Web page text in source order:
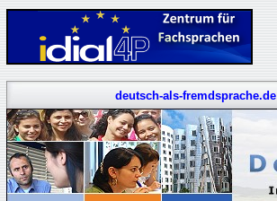
deutsch-als-fremdsprache.de